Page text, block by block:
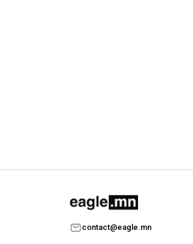
contact@eagle.mn